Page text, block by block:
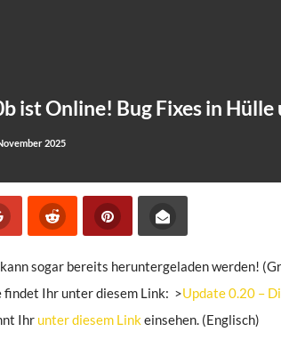
ist Online! Bug Fixes in Hülle
2025
sogar bereits heruntergeladen werden!
findet Ihr unter diesem Link: >Update 0.20 –
Ihr unter diesem Linkeinsehen. (Englisch)